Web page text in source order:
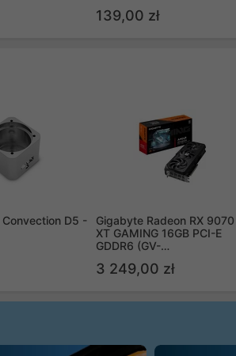
139,00 zł
Convection D5 -
Gigabyte Radeon RX 9070
XT GAMING 16GB PCI-E
GDDR6 (GV-
3 249,00 zł